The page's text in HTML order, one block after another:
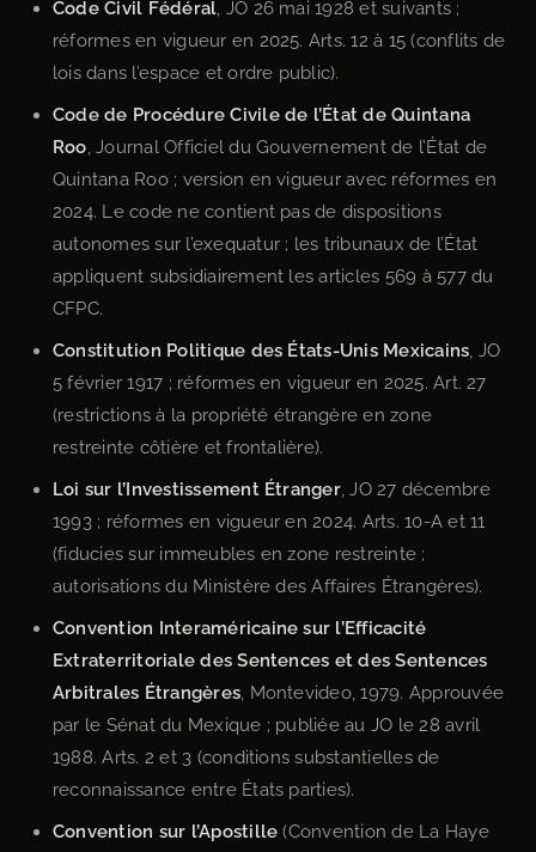
Code Civil Fédéral , JO 26 mai 1928 et suivants ;
réformes en vigueur en 2025. Arts. 12 à 15 (conflits de
lois dans l’espace et ordre public).
Code de Procédure Civile de l’État de Quintana
Roo , Journal Officiel du Gouvernement de l’État de
Quintana Roo ; version en vigueur avec réformes en
2024. Le code ne contient pas de dispositions
autonomes sur l’exequatur ; les tribunaux de l’État
appliquent subsidiairement les articles 569 à 577 du
CFPC.
Constitution Politique des États-Unis Mexicains , JO
5 février 1917 ; réformes en vigueur en 2025. Art. 27
(restrictions à la propriété étrangère en zone
restreinte côtière et frontalière).
Loi sur l’Investissement Étranger, JO 27 décembre
1993 ; réformes en vigueur en 2024. Arts. 10-A et 11
(fiducies sur immeubles en zone restreinte ;
autorisations du Ministère des Affaires Étrangères).
Convention Interaméricaine sur l’Efficacité
Extraterritoriale des Sentences et des Sentences
Arbitrales Étrangères , Montevideo, 1979. Approuvée
par le Sénat du Mexique ; publiée au JO le 28 avril
1988. Arts. 2 et 3 (conditions substantielles de
reconnaissance entre États parties).
Convention sur l’Apostille (Convention de La Haye